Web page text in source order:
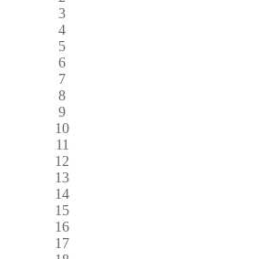
3
4
5
6
7
8
9
10
11
12
13
14
15
16
17